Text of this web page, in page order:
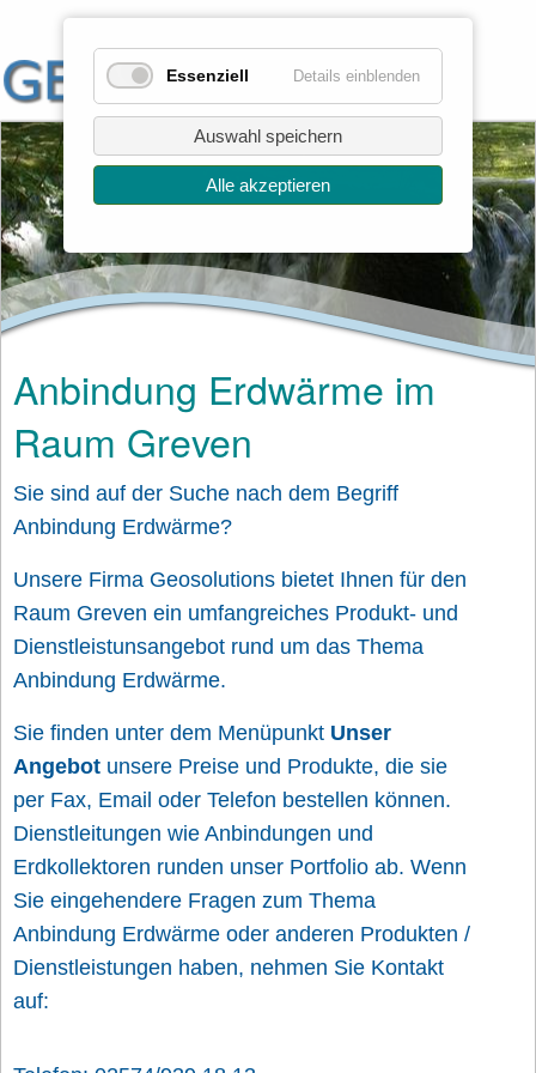
Anbindung Erdwärme im
Raum Greven
Sie sind auf der Suche nach dem Begriff
Anbindung Erdwärme?
Unsere Firma Geosolutions bietet Ihnen für den
Raum Greven ein umfangreiches Produkt- und
Dienstleistunsangebot rund um das Thema
Anbindung Erdwärme.
Sie finden unter dem Menüpunkt Unser
Angebot unsere Preise und Produkte, die sie
per Fax, Email oder Telefon bestellen können.
Dienstleitungen wie Anbindungen und
Erdkollektoren runden unser Portfolio ab. Wenn
Sie eingehendere Fragen zum Thema
Anbindung Erdwärme oder anderen Produkten /
Dienstleistungen haben, nehmen Sie Kontakt
auf:
Essenziell Details einblenden
Auswahl speichern
Alle akzeptieren